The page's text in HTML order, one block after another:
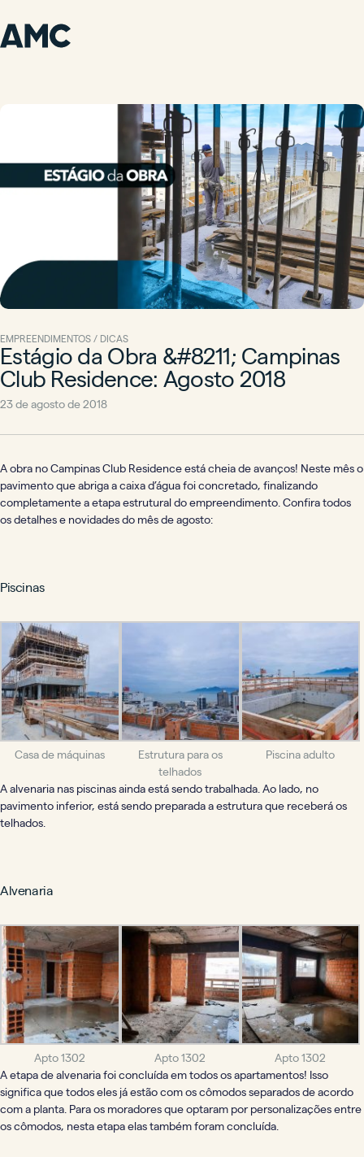
Estágio da Obra &#8211; Campinas
Club Residence: Agosto 2018
EMPREENDIMENTOS / DICAS
23 de agosto de 2018
A obra no Campinas Club Residence está cheia de avanços! Neste mês o
pavimento que abriga a caixa d’água foi concretado, finalizando
completamente a etapa estrutural do empreendimento. Confira todos
os detalhes e novidades do mês de agosto:
Piscinas
Casa de máquinas
Estrutura para os
telhados
Piscina adulto
A alvenaria nas piscinas ainda está sendo trabalhada. Ao lado, no
pavimento inferior, está sendo preparada a estrutura que receberá os
telhados.
Alvenaria
Apto 1302 Apto 1302
Apto 1302
A etapa de alvenaria foi concluída em todos os apartamentos! Isso
significa que todos eles já estão com os cômodos separados de acordo
com a planta. Para os moradores que optaram por personalizações entre
os cômodos, nesta etapa elas também foram concluída.